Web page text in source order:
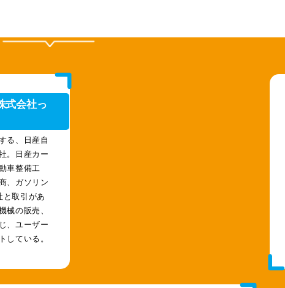
式会社っ
る、日産自
。日産カー
車整備工
、ガソリン
と取引があ
械の販売、
、ユーザー
している。